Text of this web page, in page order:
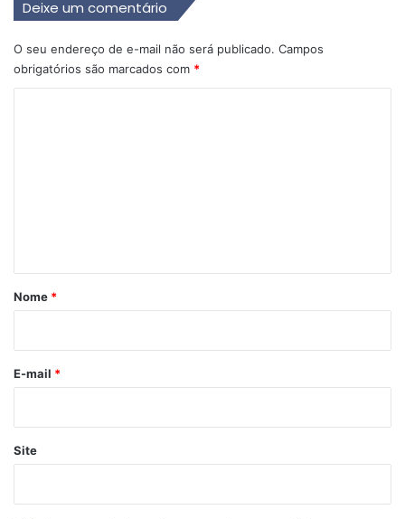
Deixe um comentário
O seu endereço de e-mail não será publicado. Campos
obrigatórios são marcados com *
r
*
Nome *
E-mail *
Site